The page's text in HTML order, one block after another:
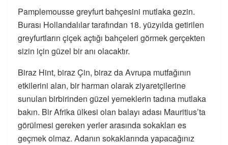
Pamplemousse greyfurt bahçesini mutlaka gezin.
Burası Hollandalılar tarafından 18. yüzyılda getirilen
greyfurtların çiçek açtığı bahçeleri görmek gerçekten
sizin için güzel bir anı olacaktır.
Biraz Hint, biraz Çin, biraz da Avrupa mutfağının
etkilerini alan, bir harman olarak ziyaretçilerine
sunulan birbirinden güzel yemeklerin tadına mutlaka
bakın. Bir Afrika ülkesi olan balayı adası Mauritius’ta
görülmesi gereken yerler arasında sokakları es
geçmek olmaz. Adanın sokaklarında yapacağınız